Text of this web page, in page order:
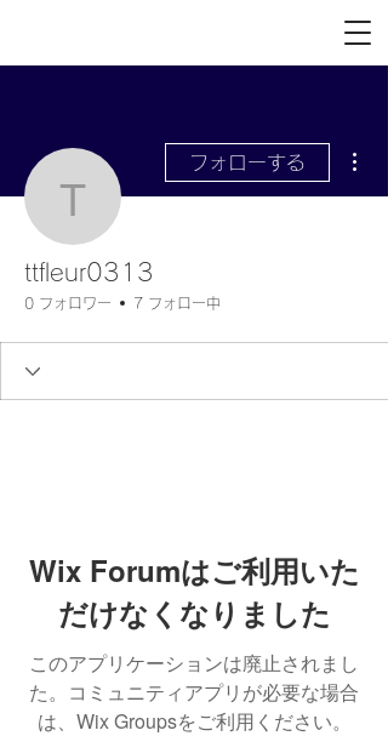
ttfleur0313
フォローする
ttfleur0313
0 フォロワー 7 フォロー中
Wix Forumはご利用いた
だけなくなりました
このアプリケーションは廃止されまし
た。コミュニティアプリが必要な場合
は、Wix Groupsをご利用ください。